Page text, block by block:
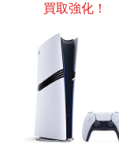
買取強化！